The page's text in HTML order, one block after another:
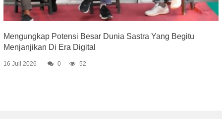
Mengungkap Potensi Besar Dunia Sastra Yang Begitu
Menjanjikan Di Era Digital
16 Juli 2026 0 52